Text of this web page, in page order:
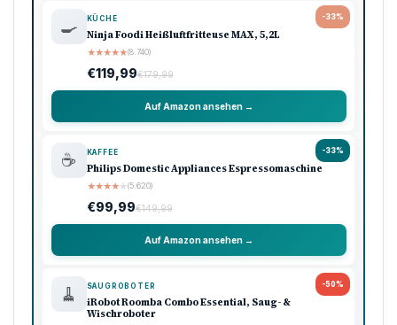
-33%
🍳 KÜCHE
Ninja Foodi Heißluftfritteuse MAX, 5,2L
★★★★★(8.740)
€119,99€179,99
Auf Amazon ansehen →
-33%
☕ KAFFEE
Philips Domestic Appliances Espressomaschine
★★★★★(5.620)
€99,99€149,99
Auf Amazon ansehen →
-50%
🧹 SAUGROBOTER
iRobot Roomba Combo Essential, Saug- &
Wischroboter